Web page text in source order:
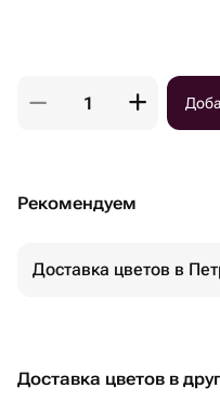
Рекомендуем
Доставка цветов в
Доставка цветов в